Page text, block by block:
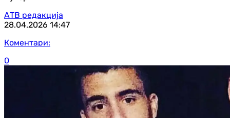
АТВ редакција
28.04.2026 14:47
Коментари:
0